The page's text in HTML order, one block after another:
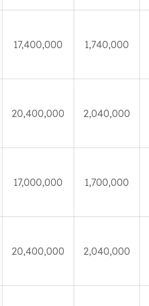
17,400,000 1,740,000
20,400,000 2,040,000
17,000,000 1,700,000
20,400,000 2,040,000